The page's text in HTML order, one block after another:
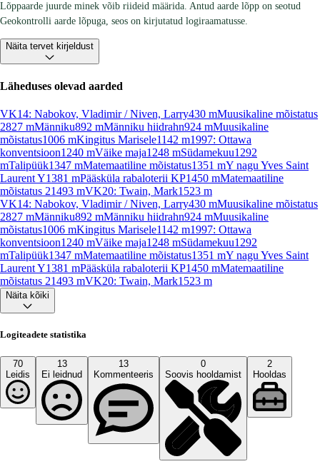
Lõppaarde juurde minek võib riideid määrida. Antud aarde lõpp on seotud
Geokontrolli aarde lõpuga, seos on kirjutatud logiraamatusse.
Näita tervet kirjeldust
Läheduses olevad aarded
VK14: Nabokov, Vladimir / Niven, Larry430 mMuusikaline mõistatus
2827 mMänniku892 mMänniku hiidrahn924 mMuusikaline
mõistatus1006 mKingitus Marisele1142 m1997: Ottawa
konventsioon1240 mVäike maja1248 mSüdamekuu1292
mTalipüük1347 mMatemaatiline mõistatus1351 mY nagu Yves Saint
Laurent Y1381 mPääsküla rabaloterii KP1450 mMatemaatiline
mõistatus 21493 mVK20: Twain, Mark1523 m
VK14: Nabokov, Vladimir / Niven, Larry430 mMuusikaline mõistatus
2827 mMänniku892 mMänniku hiidrahn924 mMuusikaline
mõistatus1006 mKingitus Marisele1142 m1997: Ottawa
konventsioon1240 mVäike maja1248 mSüdamekuu1292
mTalipüük1347 mMatemaatiline mõistatus1351 mY nagu Yves Saint
Laurent Y1381 mPääsküla rabaloterii KP1450 mMatemaatiline
mõistatus 21493 mVK20: Twain, Mark1523 m
Näita kõiki
Logiteadete statistika
70
Leidis
13
Ei leidnud
13
Kommenteeris
0
Soovis hooldamist
2
Hooldas